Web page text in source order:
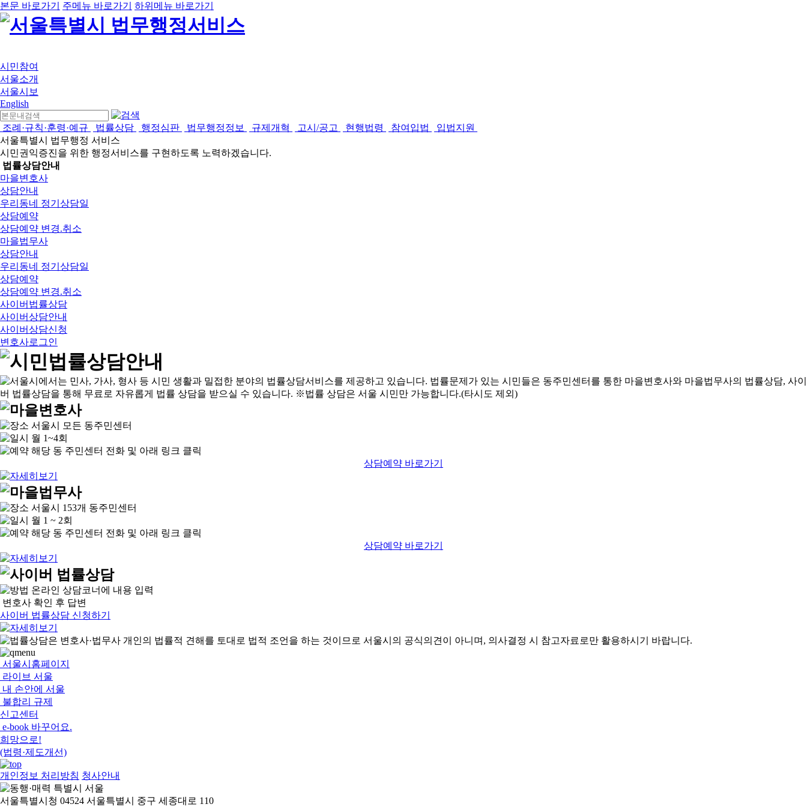
본문 바로가기 주메뉴 바로가기 하위메뉴 바로가기
시민참여
서울소개
서울시보
English
조례·규칙·훈령·예규 법률상담 행정심판 법무행정정보 규제개혁 고시/공고 현행법령 참여입법
입법지원
서울특별시 법무행정 서비스
시민권익증진을 위한 행정서비스를 구현하도록 노력하겠습니다.
법률상담안내
마을변호사
상담안내
우리동네 정기상담일
상담예약
상담예약 변경.취소
마을법무사
상담안내
우리동네 정기상담일
상담예약
상담예약 변경.취소
사이버법률상담
사이버상담안내
사이버상담신청
변호사로그인
서울시 모든 동주민센터
월 1~4회
해당 동 주민센터 전화 및 아래 링크 클릭
상담예약 바로가기
서울시 153개 동주민센터
월 1 ~ 2회
해당 동 주민센터 전화 및 아래 링크 클릭
상담예약 바로가기
온라인 상담코너에 내용 입력
변호사 확인 후 답변
사이버 법률상담 신청하기
서울시홈페이지
라이브 서울
내 손안에 서울
불합리 규제
신고센터
e-book 바꾸어요.
희망으로!
(법령·제도개선)
개인정보 처리방침 청사안내
서울특별시청 04524 서울특별시 중구 세종대로 110